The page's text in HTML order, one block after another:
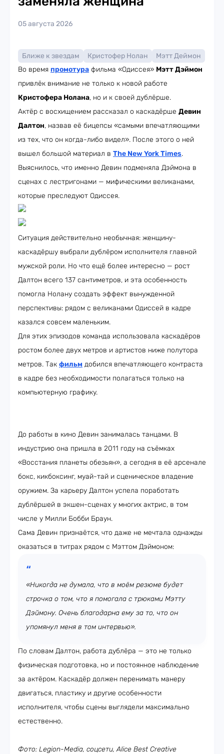
05 августа 2026
Ближе к звездам Кристофер Нолан
Мэтт Деймон
Во время промотура фильма «Одиссея» Мэтт Дэймон
привлёк внимание не только к новой работе
Кристофера Нолана, но и к своей дублёрше.
Актёр с восхищением рассказал о каскадёрше Девин
Далтон, назвав её бицепсы «самыми впечатляющими
из тех, что он когда-либо видел». После этого о ней
вышел большой материал в The New York Times.
Выяснилось, что именно Девин подменяла Дэймона в
сценах с лестригонами — мифическими великанами,
которые преследуют Одиссея.
Ситуация действительно необычная: женщину-
каскадёршу выбрали дублёром исполнителя главной
мужской роли. Но что ещё более интересно — рост
Далтон всего 137 сантиметров, и эта особенность
помогла Нолану создать эффект вынужденной
перспективы: рядом с великанами Одиссей в кадре
казался совсем маленьким.
Для этих эпизодов команда использовала каскадёров
ростом более двух метров и артистов ниже полутора
метров. Так фильм добился впечатляющего контраста
в кадре без необходимости полагаться только на
компьютерную графику.
До работы в кино Девин занималась танцами. В
индустрию она пришла в 2011 году на съёмках
«Восстания планеты обезьян», а сегодня в её арсенале
бокс, кикбоксинг, муай-тай и сценическое владение
оружием. За карьеру Далтон успела поработать
дублёршей в экшен-сценах у многих актрис, в том
числе у Милли Бобби Браун.
Сама Девин признаётся, что даже не мечтала однажды
оказаться в титрах рядом с Мэттом Дэймоном:
«Никогда не думала, что в моём резюме будет
строчка о том, что я помогала с трюками Мэтту
Дэймону. Очень благодарна ему за то, что он
упомянул меня в том интервью».
По словам Далтон, работа дублёра — это не только
физическая подготовка, но и постоянное наблюдение
за актёром. Каскадёр должен перенимать манеру
двигаться, пластику и другие особенности
исполнителя, чтобы сцены выглядели максимально
естественно.
Фото: Legion-Media, соцсети, Alice Best Creative